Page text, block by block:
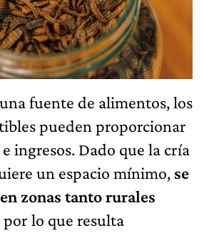
fuente de alimentos, los
pueden proporcionar
ingresos. Dado que la cría
un espacio mínimo, se
zonas tanto rurales
por lo que resulta